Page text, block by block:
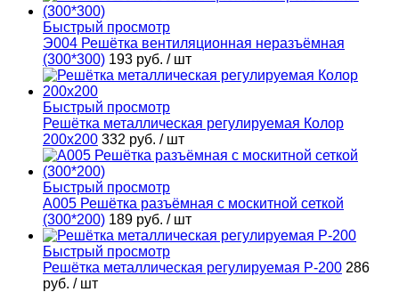
Быстрый просмотр
Э004 Решётка вентиляционная неразъёмная
(300*300) 193 руб. / шт
Быстрый просмотр
Решётка металлическая регулируемая Колор
200х200 332 руб. / шт
Быстрый просмотр
А005 Решётка разъёмная с москитной сеткой
(300*200) 189 руб. / шт
Быстрый просмотр
Решётка металлическая регулируемая Р-200 286
руб. / шт